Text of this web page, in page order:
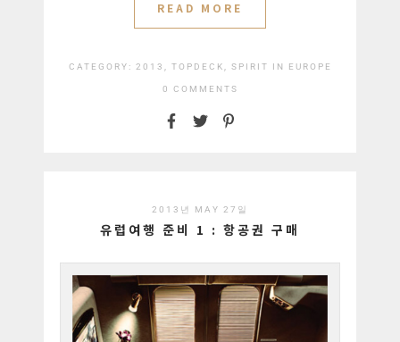
READ MORE
CATEGORY: 2013, TOPDECK, SPIRIT IN EUROPE
0 COMMENTS
2013년 MAY 27일
유럽여행 준비 1 : 항공권 구매